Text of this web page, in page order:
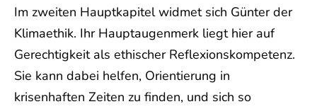
Im zweiten Hauptkapitel widmet sich Günter der
Klimaethik. Ihr Hauptaugenmerk liegt hier auf
Gerechtigkeit als ethischer Reflexionskompetenz.
Sie kann dabei helfen, Orientierung in
krisenhaften Zeiten zu finden, und sich so